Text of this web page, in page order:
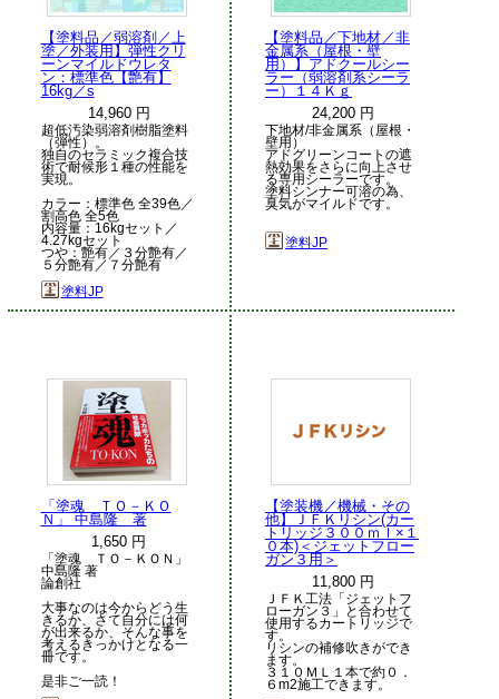
【塗料品／弱溶剤／上
塗／外装用】弾性クリ
ーンマイルドウレタ
ン：標準色【艶有】
16kg／s
14,960 円
超低汚染弱溶剤樹脂塗料
（弾性）。
独自のセラミック複合技
術で耐候形１種の性能を
実現。
カラー：標準色 全39色／
割高色 全5色
内容量：16kgセット／
4.27kgセット
つや：艶有／３分艶有／
５分艶有／７分艶有
塗料JP
【塗料品／下地材／非
金属系（屋根・壁
用）】アドクールシー
ラー（弱溶剤系シーラ
ー）１４Ｋｇ
24,200 円
下地材/非金属系（屋根・
壁用）
アドグリーンコートの遮
熱効果をさらに向上させ
る専用シーラーです。
塗料シンナー可溶の為、
臭気がマイルドです。
塗料JP
「塗魂 ＴＯ－ＫＯ
Ｎ」 中島隆 著
1,650 円
「塗魂 ＴＯ－ＫＯＮ」
中島隆 著
論創社
大事なのは今からどう生
きるか、さて自分には何
が出来るか、そんな事を
考えるきっかけとなる一
冊です。
是非ご一読！
【塗装機／機械・その
他】ＪＦＫリシン(カー
トリッジ３００ｍｌ×１
０本)＜ジェットフロー
ガン３用＞
11,800 円
ＪＦＫ工法「ジェットフ
ローガン３」と合わせて
使用するカートリッジで
す。
リシンの補修吹きができ
ます。
３１０ＭＬ１本で約０．
６m2施工できます。